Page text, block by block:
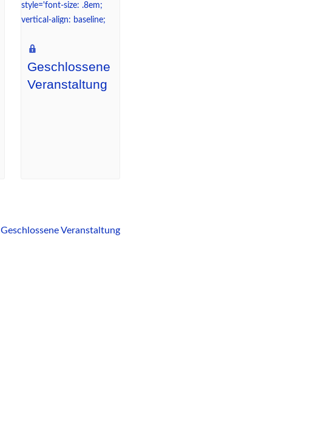
Geschlossene
Veranstaltung
Geschlossene Veranstaltung